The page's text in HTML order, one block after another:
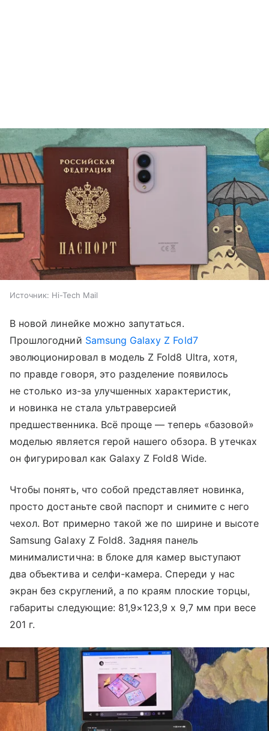
Источник: Hi-Tech Mail
В новой линейке можно запутаться.
Прошлогодний Samsung Galaxy Z Fold7
эволюционировал в модель Z Fold8 Ultra, хотя,
по правде говоря, это разделение появилось
не столько из-за улучшенных характеристик,
и новинка не стала ультраверсией
предшественника. Всё проще — теперь «базовой»
моделью является герой нашего обзора. В утечках
он фигурировал как Galaxy Z Fold8 Wide.
Чтобы понять, что собой представляет новинка,
просто достаньте свой паспорт и снимите с него
чехол. Вот примерно такой же по ширине и высоте
Samsung Galaxy Z Fold8. Задняя панель
минималистична: в блоке для камер выступают
два объектива и селфи-камера. Спереди у нас
экран без скруглений, а по краям плоские торцы,
габариты следующие: 81,9×123,9 х 9,7 мм при весе
201 г.